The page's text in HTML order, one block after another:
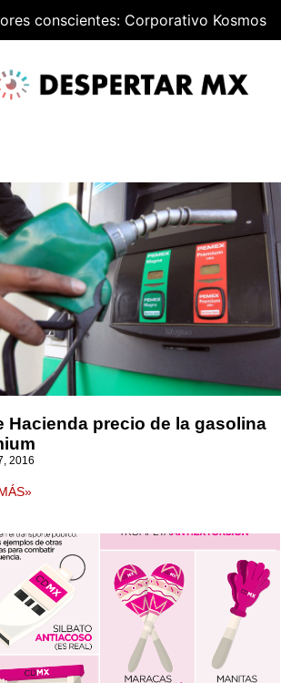
conscientes: Corporativo Kosmos
Hacienda precio de la gasolina
2016